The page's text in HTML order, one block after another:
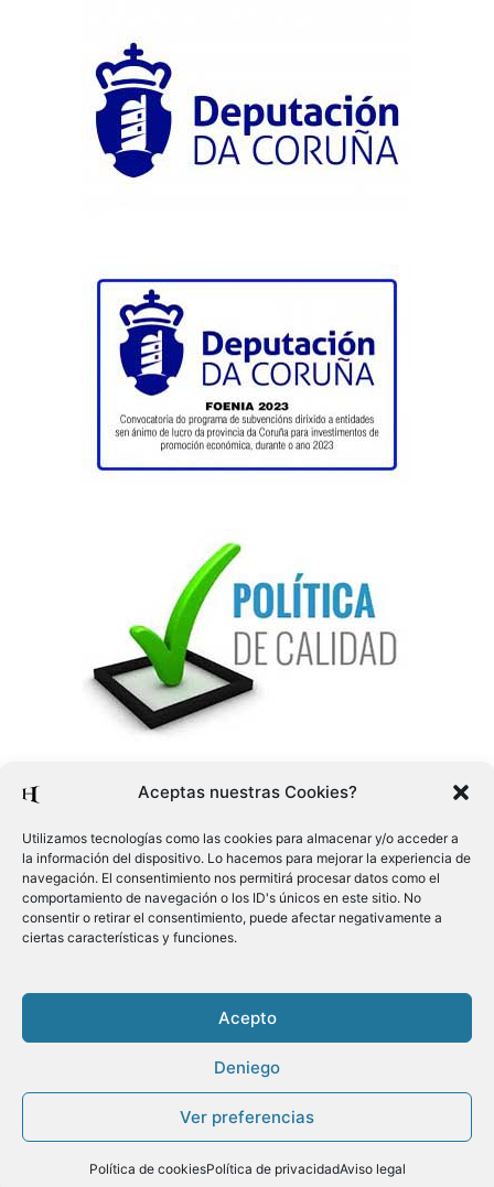
Aceptas nuestras Cookies?
Utilizamos tecnologías como las cookies para almacenar y/o acceder a
la información del dispositivo. Lo hacemos para mejorar la experiencia de
navegación. El consentimiento nos permitirá procesar datos como el
comportamiento de navegación o los ID's únicos en este sitio. No
consentir o retirar el consentimiento, puede afectar negativamente a
ciertas características y funciones.
Acepto
Deniego
Ver preferencias
Política de cookiesPolítica de privacidadAviso legal
Copyright ©2020
Menú